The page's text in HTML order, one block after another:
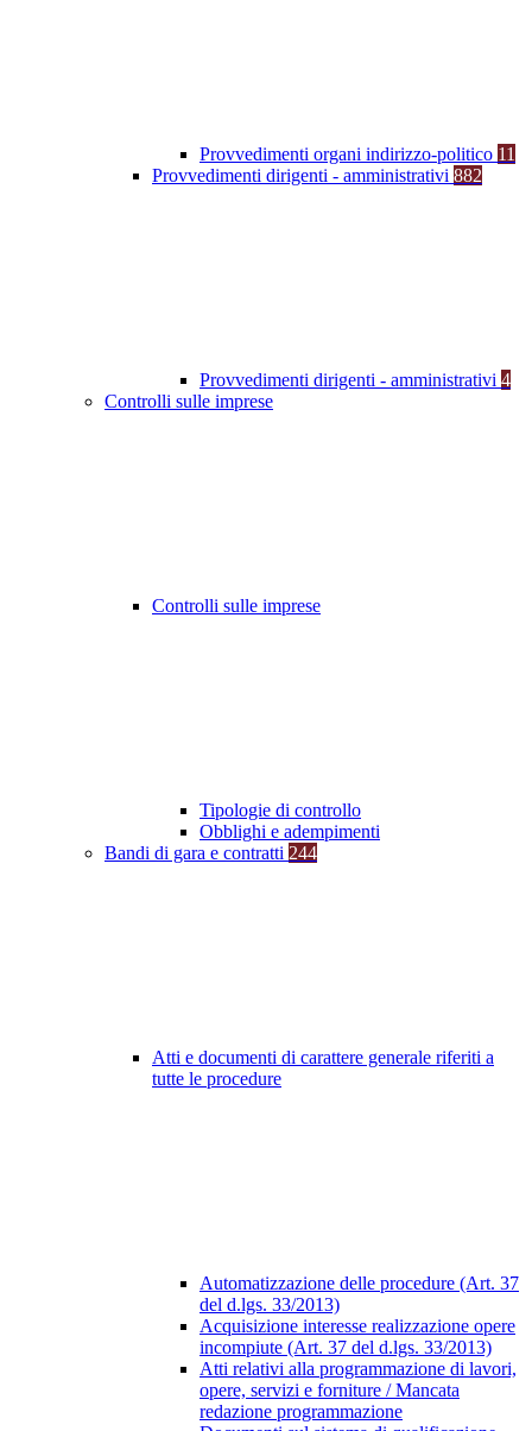
Provvedimenti organi indirizzo-politico 11
Provvedimenti dirigenti - amministrativi 882
Provvedimenti dirigenti - amministrativi 4
Controlli sulle imprese
Controlli sulle imprese
Tipologie di controllo
Obblighi e adempimenti
Bandi di gara e contratti 244
Atti e documenti di carattere generale riferiti a
tutte le procedure
Automatizzazione delle procedure (Art. 37
del d.lgs. 33/2013)
Acquisizione interesse realizzazione opere
incompiute (Art. 37 del d.lgs. 33/2013)
Atti relativi alla programmazione di lavori,
opere, servizi e forniture / Mancata
redazione programmazione